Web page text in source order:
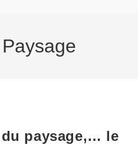
Paysage
paysage,… le